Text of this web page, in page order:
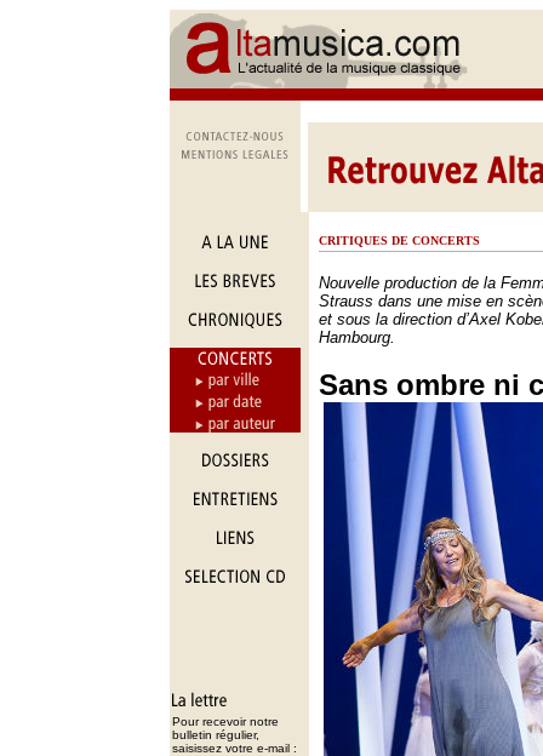
Pour recevoir notre
bulletin régulier,
saisissez votre e-mail :
CRITIQUES DE CONCERTS
Nouvelle production de la
Strauss dans une mise en
et sous la direction d’Axel
Hambourg.
Sans ombre ni